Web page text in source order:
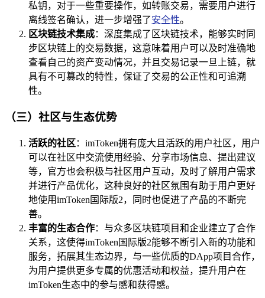
私钥，对于一些重要操作，如转账交易，需要用户进行
离线签名确认，进一步增强了安全性。
区块链技术集成：深度集成了区块链技术，能够实时同
步区块链上的交易数据，这意味着用户可以及时准确地
查看自己的资产变动情况，并且交易记录一旦上链，就
具有不可篡改的特性，保证了交易的公正性和可追溯
性。
（三）社区与生态优势
活跃的社区 ：imToken拥有庞大且活跃的用户社区，用户
可以在社区中交流使用经验、分享市场信息、提出建议
等，官方也会积极与社区用户互动，及时了解用户需求
并进行产品优化，这种良好的社区氛围有助于用户更好
地使用imToken国际版2，同时也促进了产品的不断完
善。
丰富的生态合作：与众多区块链项目和企业建立了合作
关系，这使得imToken国际版2能够不断引入新的功能和
服务，拓展其生态边界，与一些优质的DApp项目合作，
为用户提供更多专属的优惠活动和权益，提升用户在
imToken生态中的参与感和获得感。